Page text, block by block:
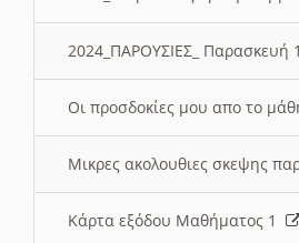
2024_ΠΑΡΟΥΣΙΕΣ_ Παρασκευή
Οι προσδοκίες μου απο το
Μικρες ακολουθιες σκεψης
Κάρτα εξόδου Μαθήματος 1